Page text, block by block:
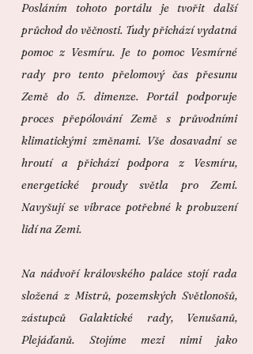
Posláním tohoto portálu je tvořit další
průchod do věčnosti. Tudy přichází vydatná
pomoc z Vesmíru. Je to pomoc Vesmírné
rady pro tento přelomový čas přesunu
Země do 5. dimenze. Portál podporuje
proces přepólování Země s průvodními
klimatickými změnami. Vše dosavadní se
hroutí a přichází podpora z Vesmíru,
energetické proudy světla pro Zemi.
Navyšují se vibrace potřebné k probuzení
lidí na Zemi.
Na nádvoří královského paláce stojí rada
složená z Mistrů, pozemských Světlonošů,
zástupců Galaktické rady, Venušanů,
Plejáďanů. Stojíme mezi nimi jako